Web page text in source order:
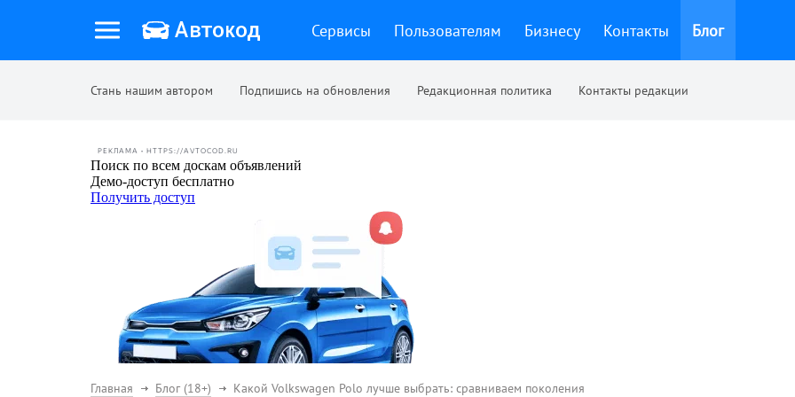
Сервисы Пользователям Бизнесу Контакты Блог
Стань нашим автором Подпишись на обновления Редакционная политика Контакты редакции
РЕКЛАМА • HTTPS://AVTOCOD.RU
Главная Блог (18+) Какой Volkswagen Polo лучше выбрать: сравниваем поколения